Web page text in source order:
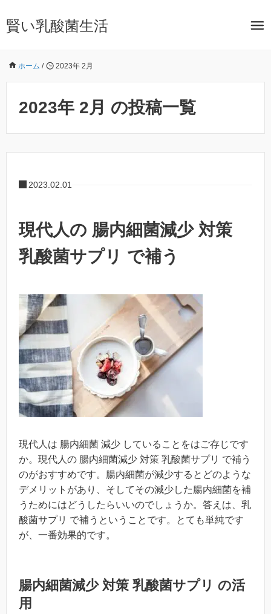
賢い乳酸菌生活
ホーム / 2023年 2月
2023年 2月 の投稿一覧
2023.02.01
現代人の 腸内細菌減少 対策
乳酸菌サプリ で補う
現代人は 腸内細菌 減少 していることをはご存じです
か。現代人の 腸内細菌減少 対策 乳酸菌サプリ で補う
のがおすすめです。腸内細菌が減少するとどのような
デメリットがあり、そしてその減少した腸内細菌を補
うためにはどうしたらいいのでしょうか。答えは、乳
酸菌サプリ で補うということです。とても単純です
が、一番効果的です。
腸内細菌減少 対策 乳酸菌サプリ の活
用